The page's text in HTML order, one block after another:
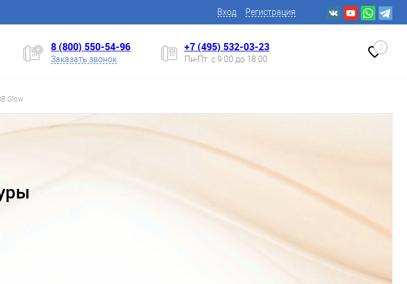
Вход Регистрация
8 (800) 550-54-96
Заказать звонок
+7 (495) 532-03-23
Пн-Пт: с 9:00 до 18:00
0
Glow